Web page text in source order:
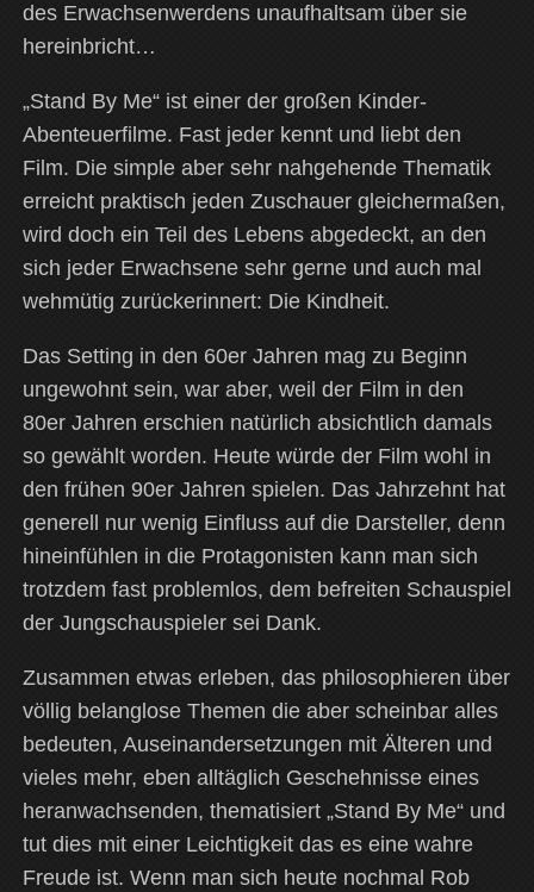
des Erwachsenwerdens unaufhaltsam über sie
hereinbricht…
„Stand By Me“ ist einer der großen Kinder-
Abenteuerfilme. Fast jeder kennt und liebt den
Film. Die simple aber sehr nahgehende Thematik
erreicht praktisch jeden Zuschauer gleichermaßen,
wird doch ein Teil des Lebens abgedeckt, an den
sich jeder Erwachsene sehr gerne und auch mal
wehmütig zurückerinnert: Die Kindheit.
Das Setting in den 60er Jahren mag zu Beginn
ungewohnt sein, war aber, weil der Film in den
80er Jahren erschien natürlich absichtlich damals
so gewählt worden. Heute würde der Film wohl in
den frühen 90er Jahren spielen. Das Jahrzehnt hat
generell nur wenig Einfluss auf die Darsteller, denn
hineinfühlen in die Protagonisten kann man sich
trotzdem fast problemlos, dem befreiten Schauspiel
der Jungschauspieler sei Dank.
Zusammen etwas erleben, das philosophieren über
völlig belanglose Themen die aber scheinbar alles
bedeuten, Auseinandersetzungen mit Älteren und
vieles mehr, eben alltäglich Geschehnisse eines
heranwachsenden, thematisiert „Stand By Me“ und
tut dies mit einer Leichtigkeit das es eine wahre
Freude ist. Wenn man sich heute nochmal Rob